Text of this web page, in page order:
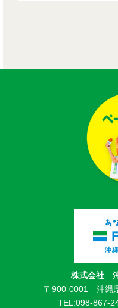
株式会社
〒900-0001 沖縄
TEL:098-867-